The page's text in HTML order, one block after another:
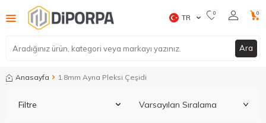
Ara
TR 0 0
Anasayfa 1.8mm Ayna Pleksi Çeşidi
Filtre